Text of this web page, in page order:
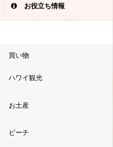
お役立ち情報
買い物
ハワイ観光
お土産
ビーチ